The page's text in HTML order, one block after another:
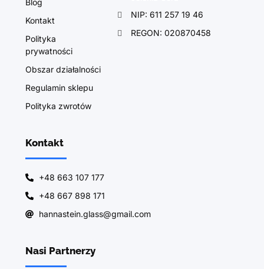
Blog
Kontakt
Polityka
prywatności
Obszar działalności
Regulamin sklepu
Polityka zwrotów
NIP: 611 257 19 46
REGON: 020870458
Kontakt
+48 663 107 177
+48 667 898 171
hannastein.glass@gmail.com
Nasi Partnerzy